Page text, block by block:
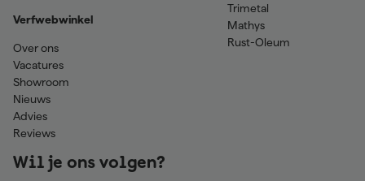
Verfwebwinkel
Over ons
Vacatures
Showroom
Nieuws
Advies
Reviews
Trimetal
Mathys
Rust-Oleum
Wil je ons volgen?